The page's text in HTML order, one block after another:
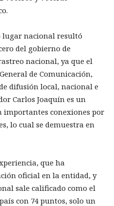
lugar nacional resultó
del gobierno de
nacional, ya que el
de Comunicación,
difusión local, nacional e
Carlos Joaquín es un
conexiones por
lo cual se demuestra en
que ha
oficial en la entidad, y
sale calificado como el
con 74 puntos, solo un